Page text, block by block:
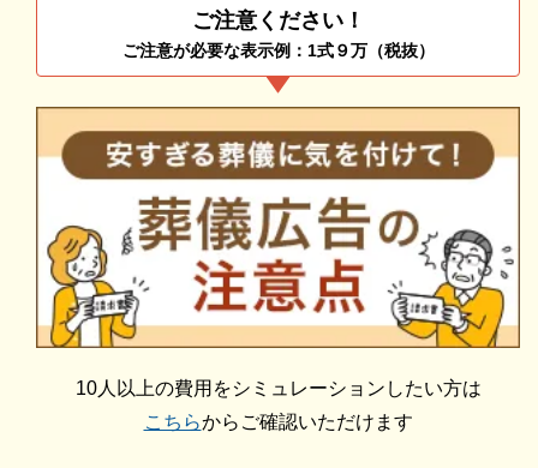
斎場は、1日1組限定の貸切葬として利用できるため、
大型斎場の小ホールでの家族葬のように他家を気にす
ることなく、ゆっくりと故人との最後の時間を過ごせ
ます。
フューネラル・ネット 霞ホールの直葬・火葬式
フューネラル・ネット 霞ホールは「直葬・火葬式」
に対応しています。
直葬・火葬式は、通夜や告別式を執り行わない最もシ
い方などにおすすめのお葬式です。
ご注意ください！
ご注意が必要な表示例：1式９万（税抜）
10人以上の費用をシミュレーションしたい方は
こちらからご確認いただけます